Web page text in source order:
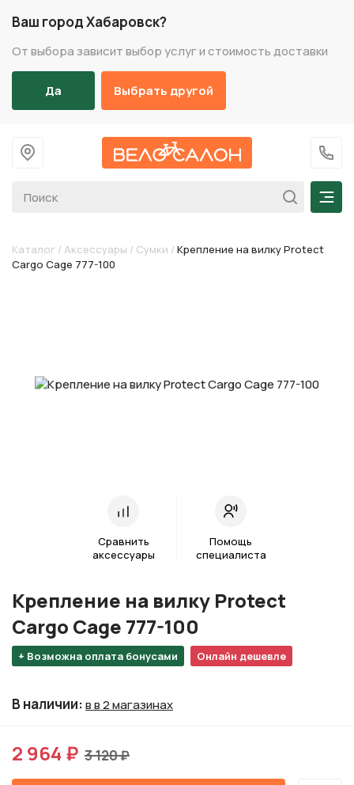
Ваш город Хабаровск?
От выбора зависит выбор услуг и стоимость доставки
Да Выбрать другой
На главную
+7
Каталог / Аксессуары / Сумки / Крепление на вилку Protect
Cargo Cage 777-100
Сравнить
аксессуары
Помощь
специалиста
+ Возможна оплата бонусами Онлайн дешевле
Крепление на вилку Protect
Cargo Cage 777-100
В наличии:в в 2 магазинах
2 964 ₽ 3 120 ₽